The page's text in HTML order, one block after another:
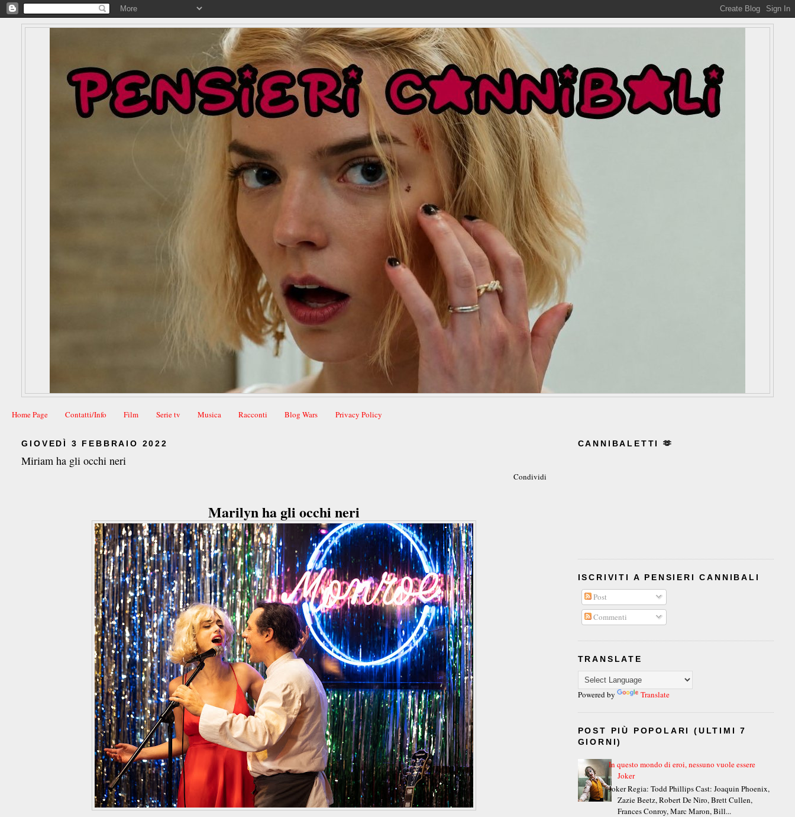
Home Page Contatti/Info Film Serie tv Musica Racconti Blog Wars Privacy Policy
GIOVEDÌ 3 FEBBRAIO 2022
Miriam ha gli occhi neri
Condividi
Marilyn ha gli occhi neri
CANNIBALETTI 🫶
ISCRIVITI A PENSIERI CANNIBALI
Post
Commenti
TRANSLATE
Powered by Translate
POST PIÙ POPOLARI (ULTIMI 7
GIORNI)
In questo mondo di eroi, nessuno vuole essere
Joker
Joker Regia: Todd Phillips Cast: Joaquin Phoenix,
Zazie Beetz, Robert De Niro, Brett Cullen,
Frances Conroy, Marc Maron, Bill...